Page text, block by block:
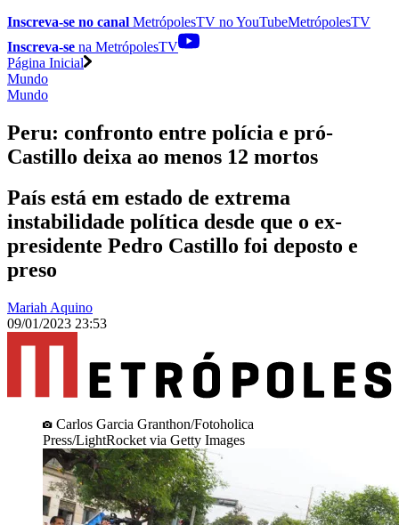
Inscreva-se no canal MetrópolesTV noYouTubeMetrópolesTV
Inscreva-se na MetrópolesTV
Página Inicial
Mundo
Mundo
Peru: confronto entre polícia e pró-
Castillo deixa ao menos 12 mortos
País está em estado de extrema
instabilidade política desde que o ex-
presidente Pedro Castillo foi deposto e
preso
Mariah Aquino
09/01/2023 23:53
Carlos Garcia Granthon/Fotoholica
Press/LightRocket via Getty Images